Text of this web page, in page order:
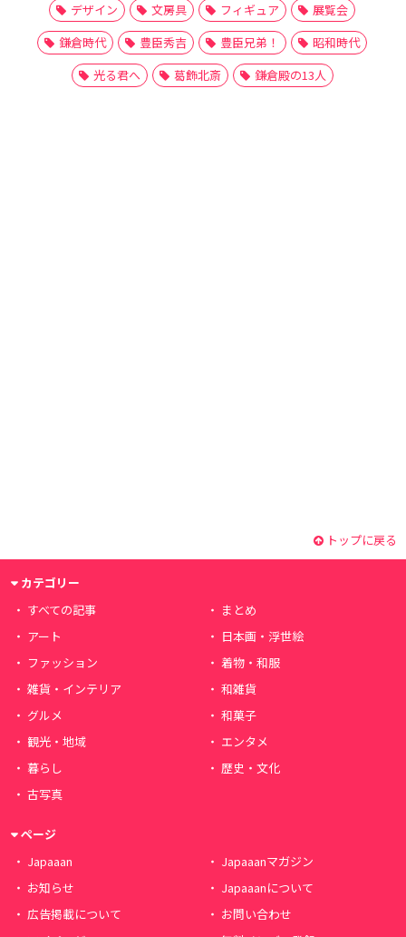
デザイン
文房具 フィギュア
展覧会
鎌倉時代
豊臣秀吉 豊臣兄弟！
昭和時代
光る君へ
葛飾北斎 鎌倉殿の13人
トップに戻る
カテゴリー
すべての記事
まとめ
アート
日本画・浮世絵
ファッション
着物・和服
雑貨・インテリア
和雑貨
グルメ
和菓子
観光・地域
エンタメ
暮らし
歴史・文化
古写真
ページ
Japaaan
Japaaanマガジン
お知らせ
Japaaanについて
広告掲載について
お問い合わせ